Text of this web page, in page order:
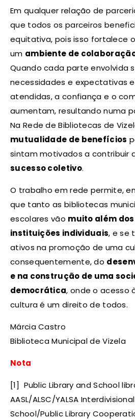
Em qualquer relação de
que todos os parceiros
equitativa, pois isso fortalece
um ambiente de
Quando cada parte envolvida
necessidades e expectativas
atendidas, a confiança e o
aumentam, resultando numa
Na Rede de Bibliotecas de
mutualidade de benefícios
sintam motivados a contribuir
sucesso coletivo.
O trabalho em rede permite,
que tanto as bibliotecas
escolares vão muito além
instituições individuais, e se
ativos na promoção de uma
consequentemente, do
e na construção de uma
democrática, onde o acesso
cultura é um direito de todos.
Márcia Castro
Biblioteca Municipal de Vizela
Nota
[1] Public Library and School
AASL/ALSC/YALSA
School/Public Library